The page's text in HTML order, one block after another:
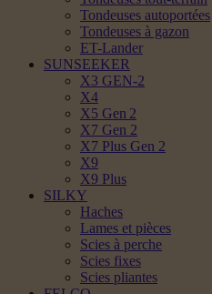
Tondeuses autoportées
Tondeuses à gazon
ET-Lander
SUNSEEKER
X3 GEN-2
X4
X5 Gen 2
X7 Gen 2
X7 Plus Gen 2
X9
X9 Plus
SILKY
Haches
Lames et pièces
Scies à perche
Scies fixes
Scies pliantes